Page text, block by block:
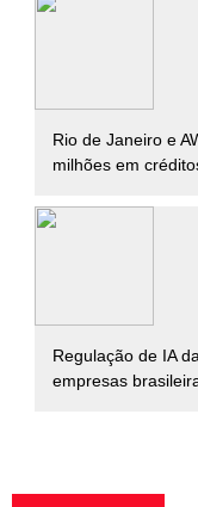
Rio de Janeiro e
milhões em
Regulação de IA
empresas